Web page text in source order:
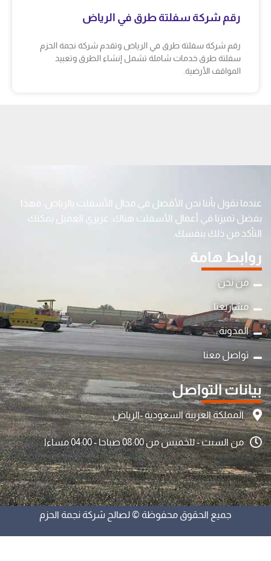
رقم شركة سفلتة طرق في الرياض
رقم شركة سفلتة طرق في الرياض وتقدم شركة نجمة الحزم
سفلتة طرق خدمات شاملة تشمل إنشاء الطرق وتعبيد
المواقف الأرضية.
عندما نقول بأننا نحن الأفضل في مجال الأسفلت بالرياض، فهذا
بفضل تميزنا في أعمال الأسفلت هناك. عزيزي العميل يمكنك
التأكد من ذلك بنفسك.
روابط هامة
من نحن
مشاريعنا
المدونة
تواصل معنا
بيانات التواصل
المملكة العربية السعودية -الرياض
من السبت - للخميس من 08:00 صباحا - 04:00 مساءا
جميع الحقوق محفوظة © لصالح شركة نجمة الحزم